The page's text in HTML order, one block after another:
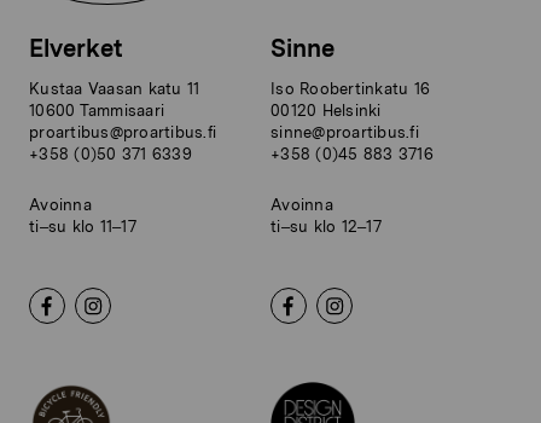
Elverket
Kustaa Vaasan katu 11
10600 Tammisaari
proartibus@proartibus.fi
+358 (0)50 371 6339
Avoinna
ti–su klo 11–17
Sinne
Iso Roobertinkatu 16
00120 Helsinki
sinne@proartibus.fi
+358 (0)45 883 3716
Avoinna
ti–su klo 12–17